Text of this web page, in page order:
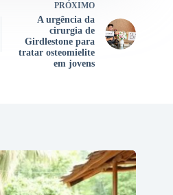
PRÓXIMO
A urgência da
cirurgia de
Girdlestone para
tratar osteomielite
em jovens